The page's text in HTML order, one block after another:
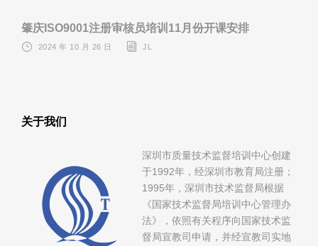
肇庆ISO9001注册审核员培训11月份开课安排
2024 年 10 月 26 日 JL
关于我们
深圳市质量技术监督培训中心创建
于1992年，经深圳市教育局注册；
1995年，深圳市技术监督局根据
《国家技术监督局培训中心管理办
法》，依照有关程序向国家技术监
督局宣教司申请，并经宣教司实地